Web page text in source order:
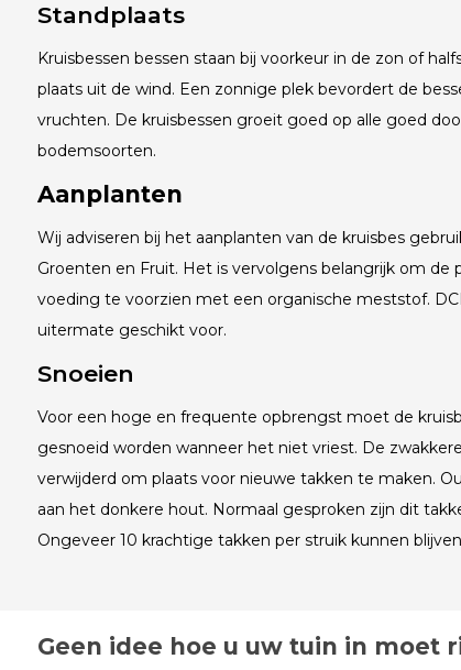
Standplaats
Kruisbessen bessen staan bij voorkeur in de zon of
plaats uit de wind. Een zonnige plek bevordert de
vruchten. De kruisbessen groeit goed op alle goed
bodemsoorten.
Aanplanten
Wij adviseren bij het aanplanten van de kruisbes
Groenten en Fruit. Het is vervolgens belangrijk om de
voeding te voorzien met een organische meststof.
uitermate geschikt voor.
Snoeien
Voor een hoge en frequente opbrengst moet de
gesnoeid worden wanneer het niet vriest. De
verwijderd om plaats voor nieuwe takken te maken.
aan het donkere hout. Normaal gesproken zijn dit
Ongeveer 10 krachtige takken per struik kunnen
Geen idee hoe u uw tuin in moet